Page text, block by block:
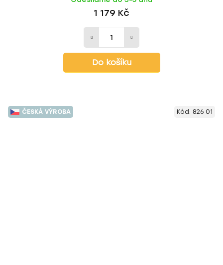
1 179 Kč
Do košíku
ČESKÁ VÝROBA Kód: 826 01